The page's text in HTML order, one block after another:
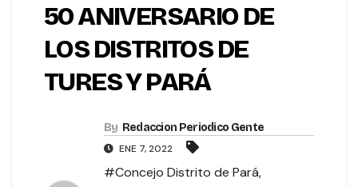
50 ANIVERSARIO DE
LOS DISTRITOS DE
TURES Y PARÁ
By Redaccion Periodico Gente
ENE 7, 2022
#Concejo Distrito de Pará,